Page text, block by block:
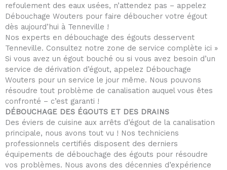
refoulement des eaux usées, n’attendez pas – appelez
Débouchage Wouters pour faire déboucher votre égout
dès aujourd’hui à Tenneville !
Nos experts en débouchage des égouts desservent
Tenneville. Consultez notre zone de service complète ici »
Si vous avez un égout bouché ou si vous avez besoin d’un
service de dérivation d’égout, appelez Débouchage
Wouters pour un service le jour même. Nous pouvons
résoudre tout problème de canalisation auquel vous êtes
confronté – c’est garanti !
DÉBOUCHAGE DES ÉGOUTS ET DES DRAINS
Des éviers de cuisine aux arrêts d’égout de la canalisation
principale, nous avons tout vu ! Nos techniciens
professionnels certifiés disposent des derniers
équipements de débouchage des égouts pour résoudre
vos problèmes. Nous avons des décennies d’expérience